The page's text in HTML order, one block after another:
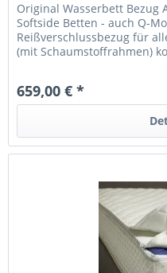
Original Wasserbett Bezug
Softside Betten - auch Q-
Reißverschlussbezug für
(mit Schaumstoffrahmen)
659,00 € *